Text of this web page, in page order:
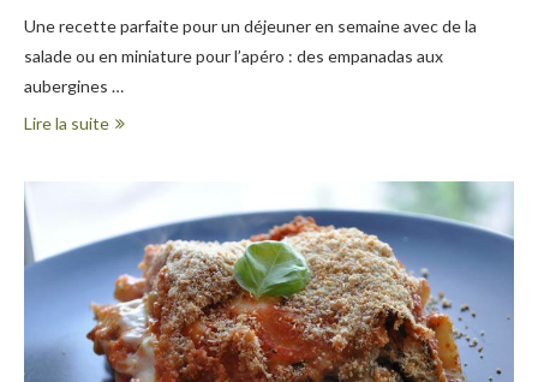
Une recette parfaite pour un déjeuner en semaine avec de la
salade ou en miniature pour l’apéro : des empanadas aux
aubergines …
Lire la suite